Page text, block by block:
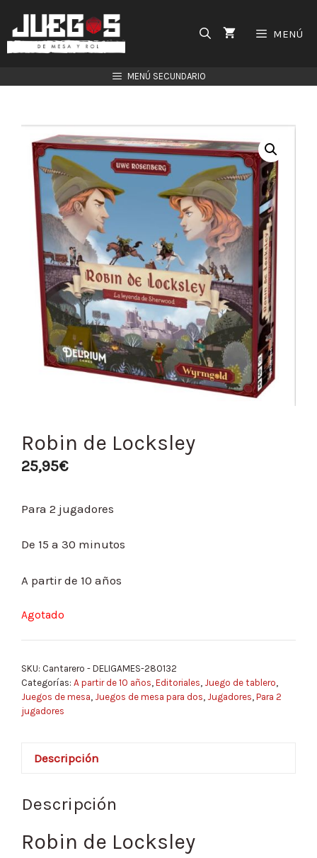
contenido
MENÚ
MENÚ SECUNDARIO
Robin de Locksley
25,95€
Para 2 jugadores
De 15 a 30 minutos
A partir de 10 años
Agotado
SKU: Cantarero - DELIGAMES-280132
Categorías: A partir de 10 años, Editoriales, Juego de tablero,
Juegos de mesa, Juegos de mesa para dos, Jugadores, Para 2
jugadores
Descripción
Descripción
Robin de Locksley